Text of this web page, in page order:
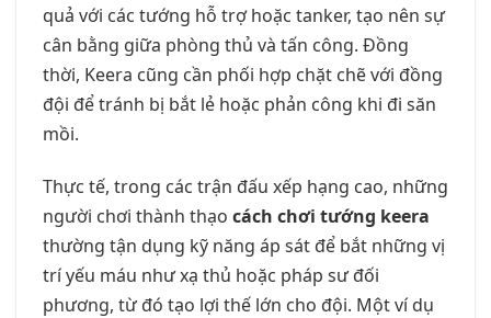
quả với các tướng hỗ trợ hoặc tanker, tạo nên sự
cân bằng giữa phòng thủ và tấn công. Đồng
thời, Keera cũng cần phối hợp chặt chẽ với đồng
đội để tránh bị bắt lẻ hoặc phản công khi đi săn
mồi.
Thực tế, trong các trận đấu xếp hạng cao, những
người chơi thành thạo cách chơi tướng keera
thường tận dụng kỹ năng áp sát để bắt những vị
trí yếu máu như xạ thủ hoặc pháp sư đối
phương, từ đó tạo lợi thế lớn cho đội. Một ví dụ